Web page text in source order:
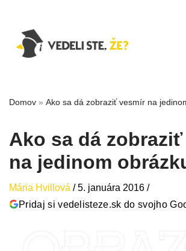
Domov » Ako sa dá zobraziť vesmír na
Ako sa dá
na jedinom
Mária Hvillová /5. januára 2016 /
Pridaj si vedelisteze.sk do svojho